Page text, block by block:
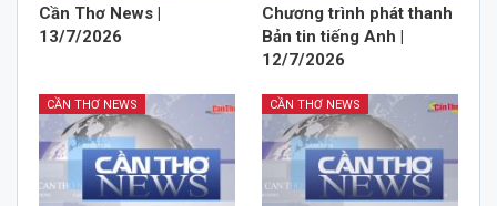
Cần Thơ News |
13/7/2026
Chương trình phát thanh
Bản tin tiếng Anh |
12/7/2026
CẦN THƠ NEWS CẦN THƠ NEWS